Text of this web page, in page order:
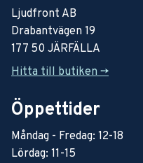
Ljudfront AB
Drabantvägen 19
177 50 JÄRFÄLLA
Hitta till butiken ->
Öppettider
Måndag - Fredag: 12-18
Lördag: 11-15